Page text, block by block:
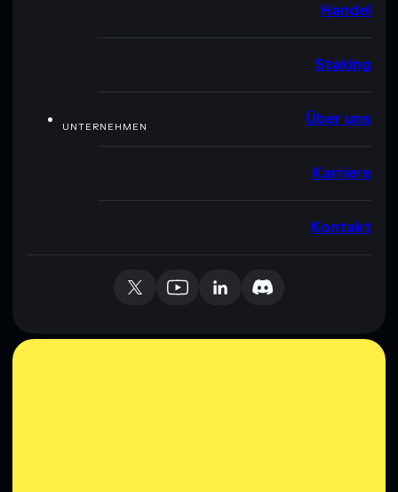
Handel
Staking
UNTERNEHMEN Über uns
Karriere
Kontakt